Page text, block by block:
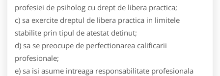
profesiei de psiholog cu drept de libera practica;
c) sa exercite dreptul de libera practica in limitele
stabilite prin tipul de atestat detinut;
d) sa se preocupe de perfectionarea calificarii
profesionale;
e) sa isi asume intreaga responsabilitate profesionala